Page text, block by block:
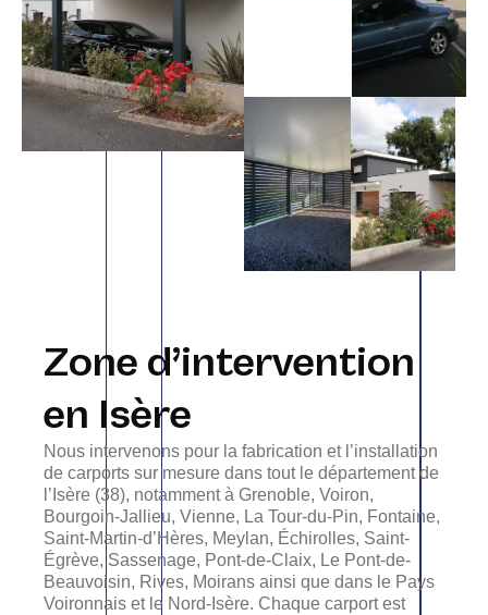
Zone d’intervention
en Isère
Nous intervenons pour la fabrication et l’installation
de carports sur mesure dans tout le département de
l’Isère (38), notamment à Grenoble, Voiron,
Bourgoin-Jallieu, Vienne, La Tour-du-Pin, Fontaine,
Saint-Martin-d’Hères, Meylan, Échirolles, Saint-
Égrève, Sassenage, Pont-de-Claix, Le Pont-de-
Beauvoisin, Rives, Moirans ainsi que dans le Pays
Voironnais et le Nord-Isère. Chaque carport est